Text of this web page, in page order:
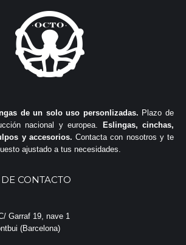
de un solo uso personlizadas. Plazo de
nacional y europea.
Eslingas, cinchas,
y accesorios. Contacta con nosotros y te
ajustado a tus necesidades.
CONTACTO
Garraf 19, nave 1
(Barcelona)